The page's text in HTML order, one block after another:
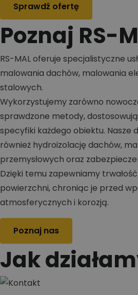
Sprawdź ofertę
Poznaj RS-
RS-MAL oferuje specjalistyczne
malowania dachów, malowania
stalowych.
Wykorzystujemy zarówno
sprawdzone metody,
specyfiki każdego obiektu. Nasze
również hydroizolację dachów,
przemysłowych oraz
Dzięki temu zapewniamy
powierzchni, chroniąc je przed
atmosferycznych i korozją.
Poznaj nas
Jak